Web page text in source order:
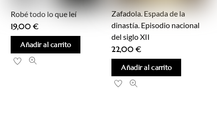
Robé todo lo que leí
19,00€
Añadir al carrito
Zafadola. Espada de la
dinastía. Episodio nacional
del siglo XII
22,00€
Añadir al carrito